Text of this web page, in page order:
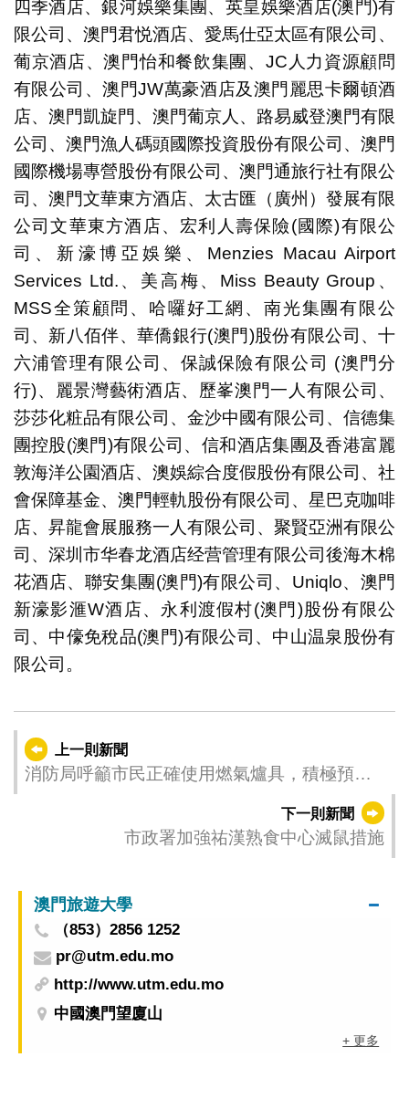
四季酒店、銀河娛樂集團、英皇娛樂酒店(澳門)有
限公司、澳門君悦酒店、愛馬仕亞太區有限公司、
葡京酒店、澳門怡和餐飲集團、JC人力資源顧問
有限公司、澳門JW萬豪酒店及澳門麗思卡爾頓酒
店、澳門凱旋門、澳門葡京人、路易威登澳門有限
公司、澳門漁人碼頭國際投資股份有限公司、澳門
國際機場專營股份有限公司、澳門通旅行社有限公
司、澳門文華東方酒店、太古匯（廣州）發展有限
公司文華東方酒店、宏利人壽保險(國際)有限公
司、新濠博亞娛樂、Menzies Macau Airport
Services Ltd.、美高梅、Miss Beauty Group、
MSS全策顧問、哈囉好工網、南光集團有限公
司、新八佰伴、華僑銀行(澳門)股份有限公司、十
六浦管理有限公司、保誠保險有限公司 (澳門分
行)、麗景灣藝術酒店、歷峯澳門一人有限公司、
莎莎化粧品有限公司、金沙中國有限公司、信德集
團控股(澳門)有限公司、信和酒店集團及香港富麗
敦海洋公園酒店、澳娛綜合度假股份有限公司、社
會保障基金、澳門輕軌股份有限公司、星巴克咖啡
店、昇龍會展服務一人有限公司、聚賢亞洲有限公
司、深圳市华春龙酒店经营管理有限公司後海木棉
花酒店、聯安集團(澳門)有限公司、Uniqlo、澳門
新濠影滙W酒店、永利渡假村(澳門)股份有限公
司、中儫免稅品(澳門)有限公司、中山温泉股份有
限公司。
上一則新聞
消防局呼籲市民正確使用燃氣爐具，積極預約
下一則新聞
市政署加強祐漢熟食中心滅鼠措施
澳門旅遊大學
（853）2856 1252
pr@utm.edu.mo
http://www.utm.edu.mo
中國澳門望廈山
+ 更多